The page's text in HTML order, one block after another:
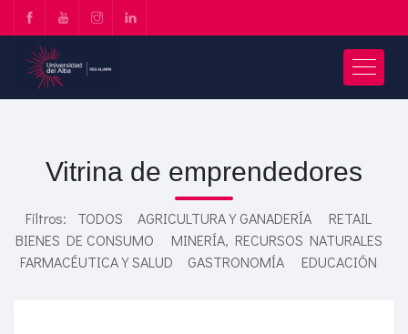
Vitrina de emprendedores
Filtros: TODOS AGRICULTURA Y GANADERÍA
RETAIL
BIENES DE CONSUMO
MINERÍA, RECURSOS NATURALES
FARMACÉUTICA Y SALUD
GASTRONOMÍA EDUCACIÓN